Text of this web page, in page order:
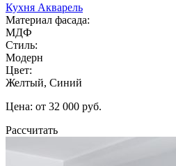
Кухня Акварель
Материал фасада:
МДФ
Стиль:
Модерн
Цвет:
Желтый, Синий
Цена: от 32 000 руб.
Рассчитать